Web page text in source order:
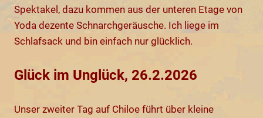
Spektakel, dazu kommen aus der unteren Etage von
Yoda dezente Schnarchgeräusche. Ich liege im
Schlafsack und bin einfach nur glücklich.
Glück im Unglück, 26.2.2026
Unser zweiter Tag auf Chiloe führt über kleine